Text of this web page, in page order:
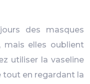
des masques
mais elles oublient
utiliser la vaseline
tout en regardant la